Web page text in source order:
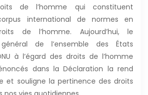
de l’homme qui constituent
international de normes en
de l’homme. Aujourd’hui, le
de l’ensemble des États
à l’égard des droits de l’homme
dans la Déclaration la rend
et souligne la pertinence des droits